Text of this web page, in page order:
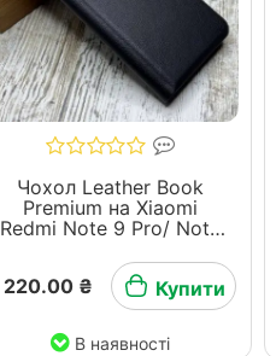
Чохол Leather Book
Premium на Xiaomi
Redmi Note 9 Pro/ Note
220.00 ₴
Купити
В наявності